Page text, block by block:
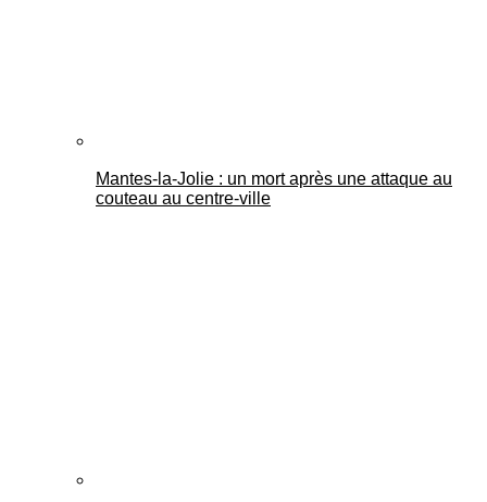
Mantes-la-Jolie : un mort après une attaque au
couteau au centre-ville